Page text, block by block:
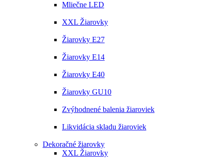
Mliečne LED
XXL Žiarovky
Žiarovky E27
Žiarovky E14
Žiarovky E40
Žiarovky GU10
Zvýhodnené balenia žiaroviek
Likvidácia skladu žiaroviek
Dekoračné žiarovky
XXL Žiarovky